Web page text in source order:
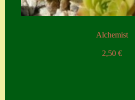
Alchemist
2,50 €